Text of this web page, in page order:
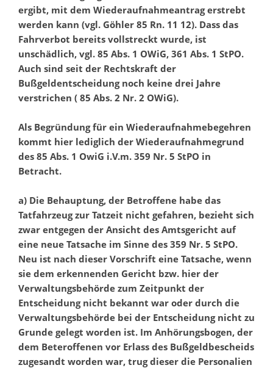
ergibt, mit dem Wiederaufnahmeantrag erstrebt
werden kann (vgl. Göhler 85 Rn. 11 12). Dass das
Fahrverbot bereits vollstreckt wurde, ist
unschädlich, vgl. 85 Abs. 1 OWiG, 361 Abs. 1 StPO.
Auch sind seit der Rechtskraft der
Bußgeldentscheidung noch keine drei Jahre
verstrichen ( 85 Abs. 2 Nr. 2 OWiG).
Als Begründung für ein Wiederaufnahmebegehren
kommt hier lediglich der Wiederaufnahmegrund
des 85 Abs. 1 OwiG i.V.m. 359 Nr. 5 StPO in
Betracht.
a) Die Behauptung, der Betroffene habe das
Tatfahrzeug zur Tatzeit nicht gefahren, bezieht sich
zwar entgegen der Ansicht des Amtsgericht auf
eine neue Tatsache im Sinne des 359 Nr. 5 StPO.
Neu ist nach dieser Vorschrift eine Tatsache, wenn
sie dem erkennenden Gericht bzw. hier der
Verwaltungsbehörde zum Zeitpunkt der
Entscheidung nicht bekannt war oder durch die
Verwaltungsbehörde bei der Entscheidung nicht zu
Grunde gelegt worden ist. Im Anhörungsbogen, der
dem Beteroffenen vor Erlass des Bußgeldbescheids
zugesandt worden war, trug dieser die Personalien